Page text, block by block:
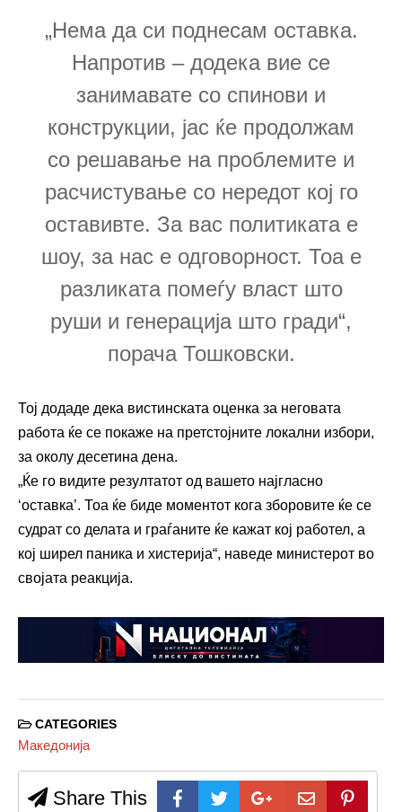
„Нема да си поднесам оставка.
Напротив – додека вие се
занимавате со спинови и
конструкции, јас ќе продолжам
со решавање на проблемите и
расчистување со нередот кој го
оставивте. За вас политиката е
шоу, за нас е одговорност. Тоа е
разликата помеѓу власт што
руши и генерација што гради“,
порача Тошковски.
Тој додаде дека вистинската оценка за неговата
работа ќе се покаже на претстојните локални избори,
за околу десетина дена.
„Ќе го видите резултатот од вашето најгласно
‘оставка’. Тоа ќе биде моментот кога зборовите ќе се
судрат со делата и граѓаните ќе кажат кој работел, а
кој ширел паника и хистерија“, наведе министерот во
својата реакција.
CATEGORIES
Македонија
Share This